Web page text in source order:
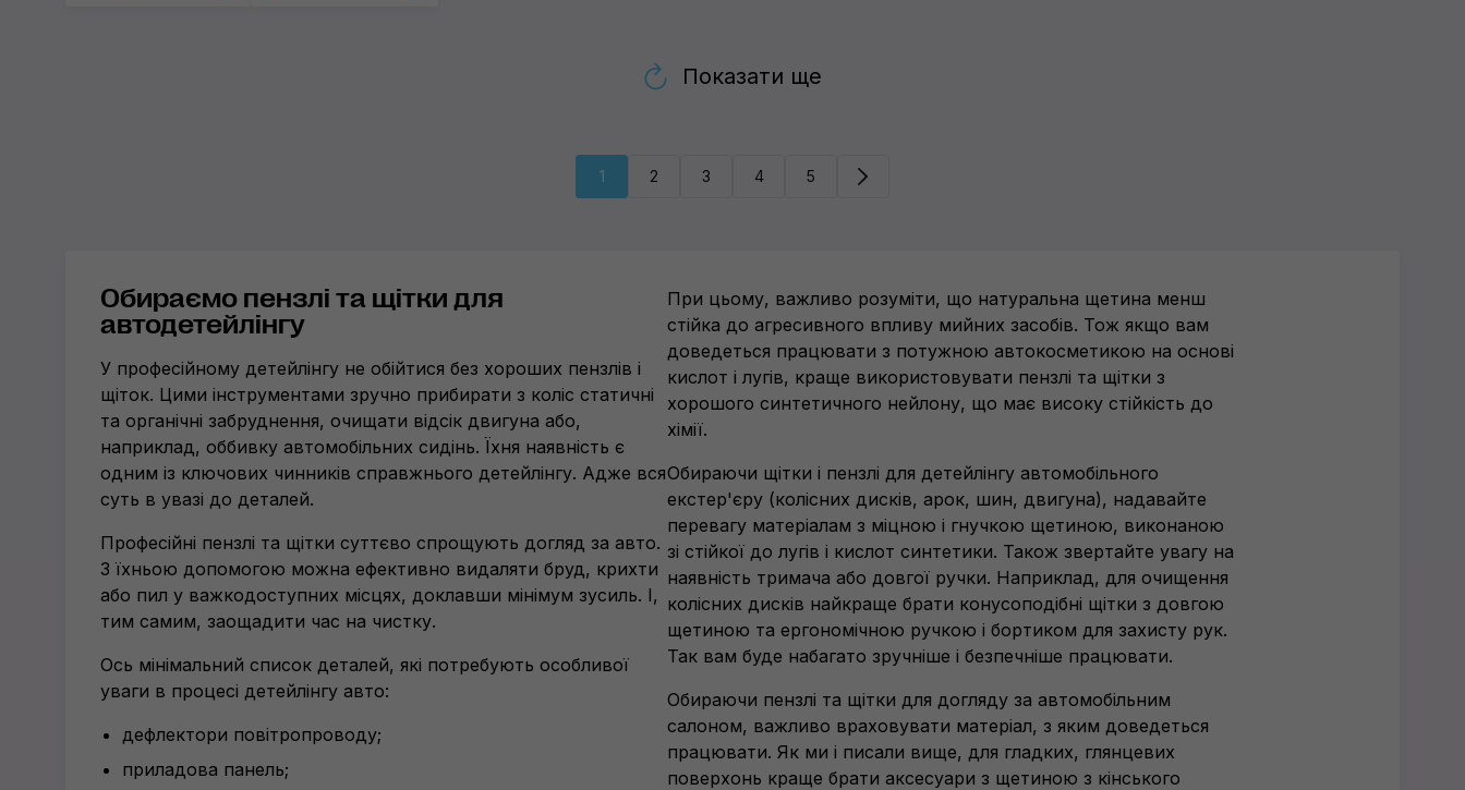
Показати ще
1 2 3 4 5
Обираємо пензлі та щітки для
автодетейлінгу
У професійному детейлінгу не обійтися без хороших пензлів і
щіток. Цими інструментами зручно прибирати з коліс статичні
та органічні забруднення, очищати відсік двигуна або,
наприклад, оббивку автомобільних сидінь. Їхня наявність є
одним із ключових чинників справжнього детейлінгу. Адже вся
суть в увазі до деталей.
Професійні пензлі та щітки суттєво спрощують догляд за авто.
З їхньою допомогою можна ефективно видаляти бруд, крихти
або пил у важкодоступних місцях, доклавши мінімум зусиль. І,
тим самим, заощадити час на чистку.
Ось мінімальний список деталей, які потребують особливої
уваги в процесі детейлінгу авто:
дефлектори повітропроводу;
приладова панель;
При цьому, важливо розуміти, що натуральна щетина менш
стійка до агресивного впливу мийних засобів. Тож якщо вам
доведеться працювати з потужною автокосметикою на основі
кислот і лугів, краще використовувати пензлі та щітки з
хорошого синтетичного нейлону, що має високу стійкість до
хімії.
Обираючи щітки і пензлі для детейлінгу автомобільного
екстер'єру (колісних дисків, арок, шин, двигуна), надавайте
перевагу матеріалам з міцною і гнучкою щетиною, виконаною
зі стійкої до лугів і кислот синтетики. Також звертайте увагу на
наявність тримача або довгої ручки. Наприклад, для очищення
колісних дисків найкраще брати конусоподібні щітки з довгою
щетиною та ергономічною ручкою і бортиком для захисту рук.
Так вам буде набагато зручніше і безпечніше працювати.
Обираючи пензлі та щітки для догляду за автомобільним
салоном, важливо враховувати матеріал, з яким доведеться
працювати. Як ми і писали вище, для гладких, глянцевих
поверхонь краще брати аксесуари з щетиною з кінського